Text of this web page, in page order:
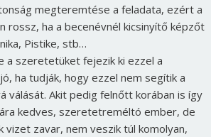
megteremtése a feladata, ezért a
rossz, ha a becenévnél kicsinyítő képzőt
Pistike, stb…
a szeretetüket fejezik ki ezzel a
ha tudják, hogy ezzel nem segítik a
válását. Akit pedig felnőtt korában is így
kedves, szeretetreméltó ember, de
vizet zavar, nem veszik túl komolyan,